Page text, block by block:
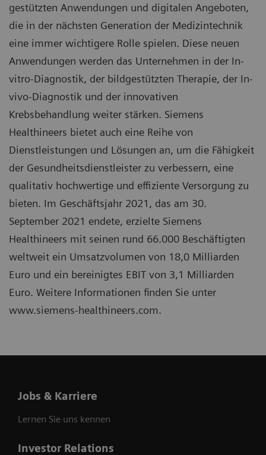
gestützten Anwendungen und digitalen Angeboten,
die in der nächsten Generation der Medizintechnik
eine immer wichtigere Rolle spielen. Diese neuen
Anwendungen werden das Unternehmen in der In-
vitro-Diagnostik, der bildgestützten Therapie, der In-
vivo-Diagnostik und der innovativen
Krebsbehandlung weiter stärken. Siemens
Healthineers bietet auch eine Reihe von
Dienstleistungen und Lösungen an, um die Fähigkeit
der Gesundheitsdienstleister zu verbessern, eine
qualitativ hochwertige und effiziente Versorgung zu
bieten. Im Geschäftsjahr 2021, das am 30.
September 2021 endete, erzielte Siemens
Healthineers mit seinen rund 66.000 Beschäftigten
weltweit ein Umsatzvolumen von 18,0 Milliarden
Euro und ein bereinigtes EBIT von 3,1 Milliarden
Euro. Weitere Informationen finden Sie unter
www.siemens-healthineers.com.
Jobs & Karriere
Lernen Sie uns kennen
Investor Relations